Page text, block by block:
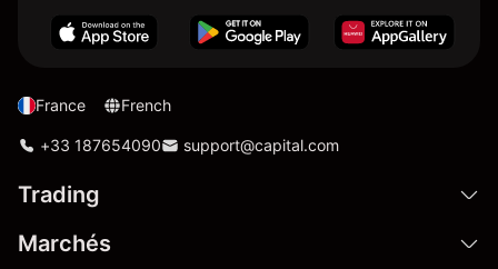
France French
+33 187654090 support@capital.com
Trading
Marchés